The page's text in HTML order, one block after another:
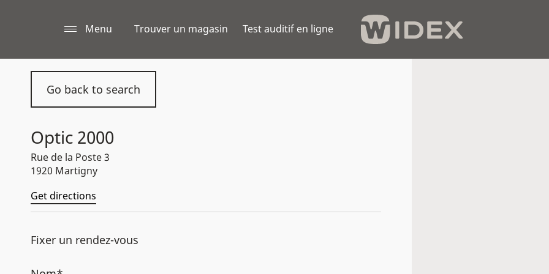
Menu Trouver un magasin Test auditif en ligne
Go back to search
Optic 2000
Rue de la Poste 3
1920 Martigny
Get directions
Fixer un rendez-vous